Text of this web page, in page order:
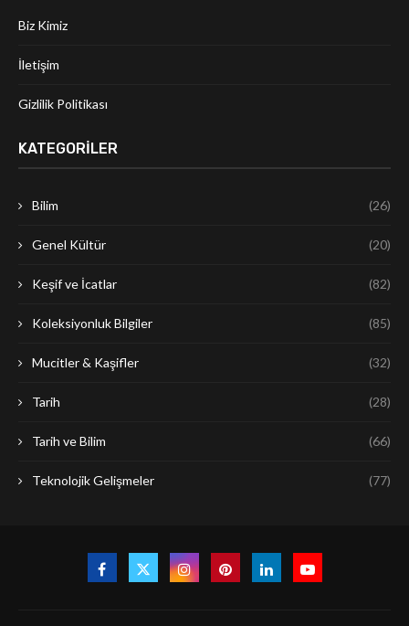
Biz Kimiz
İletişim
Gizlilik Politikası
KATEGORILER
Bilim (26)
Genel Kültür (20)
Keşif ve İcatlar (82)
Koleksiyonluk Bilgiler (85)
Mucitler & Kaşifler (32)
Tarih (28)
Tarih ve Bilim (66)
Teknolojik Gelişmeler (77)